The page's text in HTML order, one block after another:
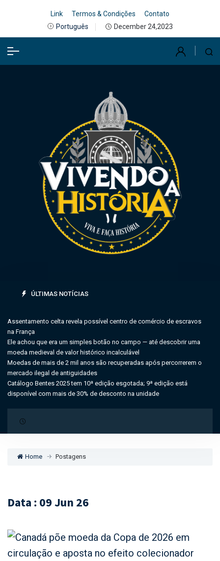
Link Termos & Condições
Contato
Português
December 24,2023
ÚLTIMAS NOTÍCIAS
Assentamento celta revela possível centro de comércio de escravos
na França
Ele achou que era um simples botão no campo — até descobrir uma
moeda medieval de valor histórico incalculável
Moedas de mais de 2 mil anos são recuperadas após percorrerem o
mercado ilegal de antiguidades
Catálogo Bentes 2025 tem 10ª edição esgotada; 9ª edição está
disponível com mais de 30% de desconto na unidade
Home Postagens
Data : 09 Jun 26